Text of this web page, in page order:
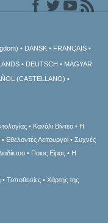
DANSK FRANÇAIS
DEUTSCH
MAGYAR
(CASTELLANO)
Κανάλι Βίντεο
Η
Εθελοντές Λειτουργοί
Συχνές
Ποιος Είμαι;
Η
Τοποθεσίες
Χάρτης της